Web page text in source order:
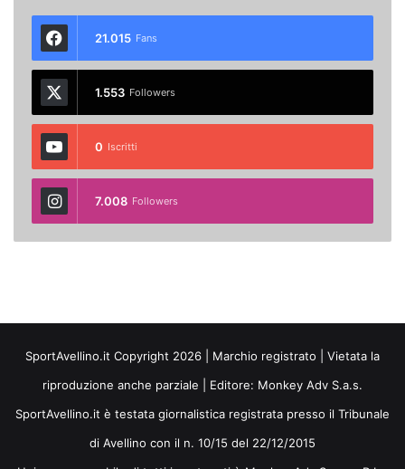
21.015 Fans
1.553 Followers
0 Iscritti
7.008 Followers
SportAvellino.it Copyright 2026 | Marchio registrato | Vietata la
riproduzione anche parziale | Editore: Monkey Adv S.a.s.
SportAvellino.it è testata giornalistica registrata presso il Tribunale
di Avellino con il n. 10/15 del 22/12/2015